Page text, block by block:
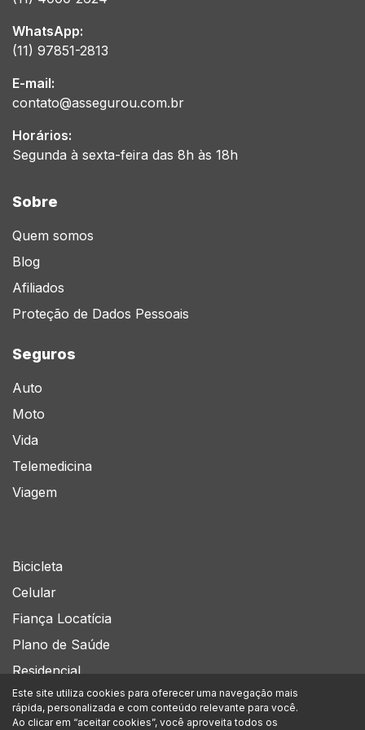
WhatsApp:
(11) 97851-2813
E-mail:
contato@assegurou.com.br
Horários:
Segunda à sexta-feira das 8h às 18h
Sobre
Quem somos
Blog
Afiliados
Proteção de Dados Pessoais
Seguros
Auto
Moto
Vida
Telemedicina
Viagem
Bicicleta
Celular
Fiança Locatícia
Plano de Saúde
Residencial
Siga-nos no
Este site utiliza cookies para oferecer uma navegação mais
rápida, personalizada e com conteúdo relevante para você.
Ao clicar em “aceitar cookies”, você aproveita todos os